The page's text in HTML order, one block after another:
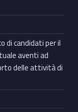
di candidati per il
aventi ad
delle attività di